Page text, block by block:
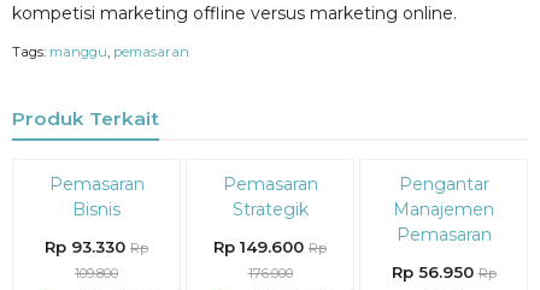
kompetisi marketing offline versus marketing online.
Tags: manggu pemasaran
Produk Terkait
Diskon
15%Pemasaran
Bisnis
Rp 93.330 Rp
109.800
Diskon
15%Pemasaran
Strategik
Rp 149.600 Rp
176.000
Diskon
15%Pengantar
Manajemen
Pemasaran
Rp 56.950 Rp